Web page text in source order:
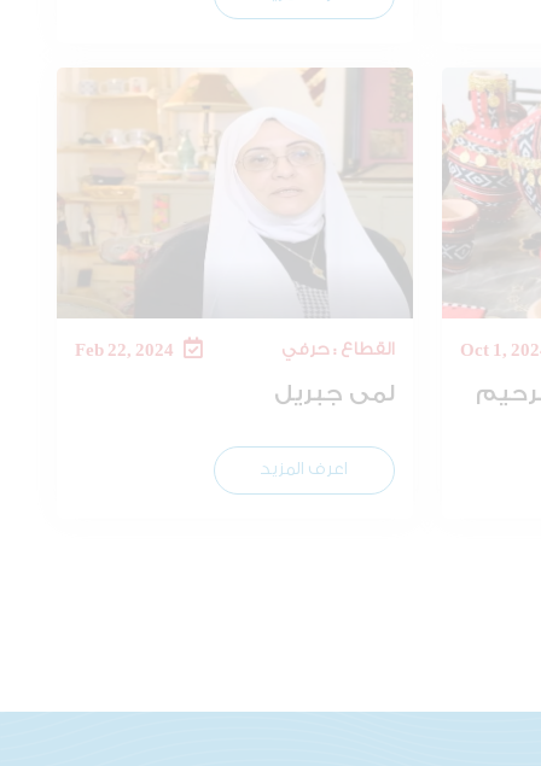
القطاع : حرفي
لمى جبريل
اعرف المزيد